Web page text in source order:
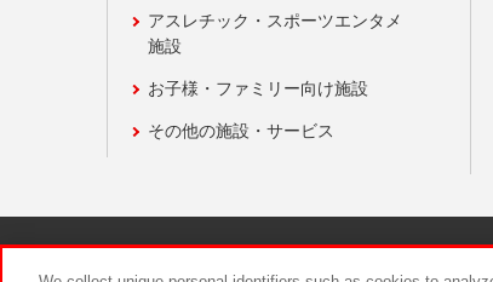
アスレチック・スポーツエンタメ
施設
お子様・ファミリー向け施設
その他の施設・サービス